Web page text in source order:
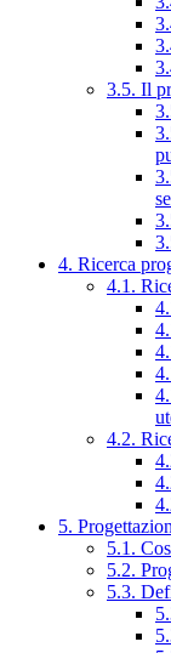
3.5. Il
4. Ricerca
4.1.
4.2.
5.
5.1.
5.2.
5.3.